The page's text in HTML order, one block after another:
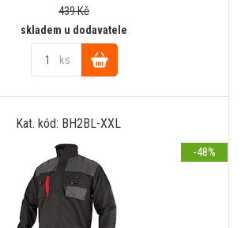
439Kč
skladem u dodavatele
ks
Do
košíku
Kat. kód: BH2BL-XXL
-48